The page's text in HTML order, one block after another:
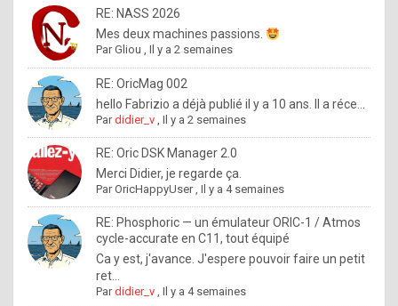
b
y
o
l
e
x
.
I
f
y
RE: NASS 2026
Mes deux machines passions.
ParGliou ,Il y a 2 semaines
RE: OricMag 002
hello Fabrizio a déjà publié il y a 10 ans. Il a réce...
Pardidier_v ,Il y a 2 semaines
RE: Oric DSK Manager 2.0
Merci Didier, je regarde ça.
ParOricHappyUser,Il y a 4 semaines
RE: Phosphoric — un émulateur ORIC-1 / Atmos
cycle-accurate en C11, tout équipé
Ca y est, j'avance. J'espere pouvoir faire un petit
ret...
Pardidier_v ,Il y a 4 semaines